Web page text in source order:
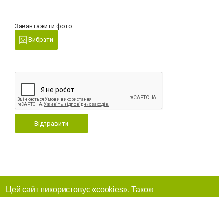
Завантажити фото:
Вибрати
Відправити
Цей сайт використовує «cookies». Також